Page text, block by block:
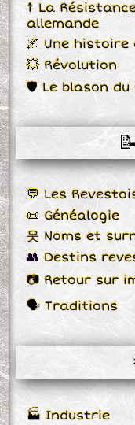
☨ La
allemande
🌌 Une histoire
💥 Révolution
🛡 Le blason du
💬 Les
📜 Généalogie
웃 Noms et
👥 Destins
📷 Retour sur
🗣 Traditions
🏭 Industrie